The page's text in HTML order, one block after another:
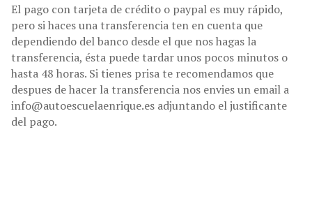
El pago con tarjeta de crédito o paypal es muy rápido,
pero si haces una transferencia ten en cuenta que
dependiendo del banco desde el que nos hagas la
transferencia, ésta puede tardar unos pocos minutos o
hasta 48 horas. Si tienes prisa te recomendamos que
despues de hacer la transferencia nos envies un email a
info@autoescuelaenrique.es adjuntando el justificante
del pago.